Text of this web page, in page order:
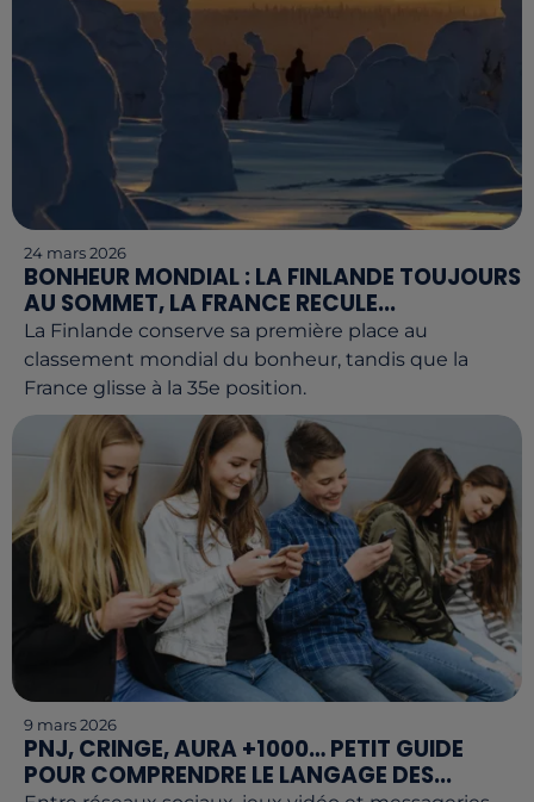
24 mars 2026
BONHEUR MONDIAL : LA FINLANDE TOUJOURS
AU SOMMET, LA FRANCE RECULE...
La Finlande conserve sa première place au
classement mondial du bonheur, tandis que la
France glisse à la 35e position.
9 mars 2026
PNJ, CRINGE, AURA +1000… PETIT GUIDE
POUR COMPRENDRE LE LANGAGE DES...